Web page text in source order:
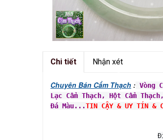
Chi tiết Nhận xét
Chuyên Bán Cẩm Thạch : Vòng
Lạc Cẩm Thạch, Hột Cẩm
Đá Màu...TIN CẬY & UY TÍN &